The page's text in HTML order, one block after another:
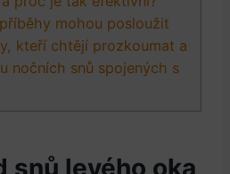
mohou posloužit
kteří chtějí prozkoumat a
nočních snů spojených s
snů levého oka